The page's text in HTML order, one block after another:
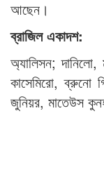
আছেন।
ব্রাজিল একাদশ:
অ্যালিসন; দানিলো,
কাসেমিরো, ব্রুনো
জুনিয়র, মাতেউস